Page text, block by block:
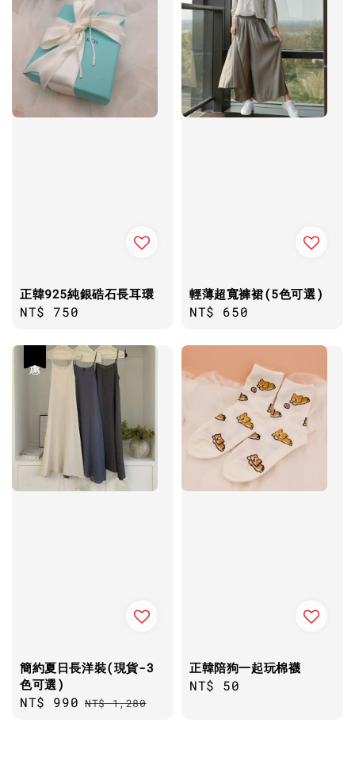
正韓925純銀硞石長耳環
Regular
NT$ 750
輕薄超寬褲裙(5色可選)
Regular
NT$ 650
簡約夏日長洋裝(現貨-3
色可選)
Sale
NT$ 990 Regular
NT$ 1,280
正韓陪狗一起玩棉襪
Regular
NT$ 50